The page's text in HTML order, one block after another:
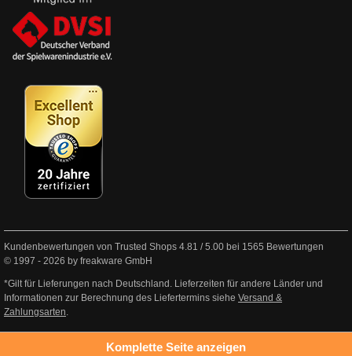
Kundenbewertungen von Trusted Shops 4.81 /5.00 bei 1565 Bewertungen
© 1997 - 2026 by freakware GmbH
*Gilt für Lieferungen nach Deutschland. Lieferzeiten für andere Länder und
Informationen zur Berechnung des Liefertermins siehe Versand &
Zahlungsarten
Komplette Seite anzeigen